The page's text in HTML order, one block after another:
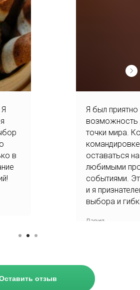
к IPTV из любой
я находился в
мне очень помогло
связи со своими
и спортивными
дало мне ощущение дома,
вам за эту свободу